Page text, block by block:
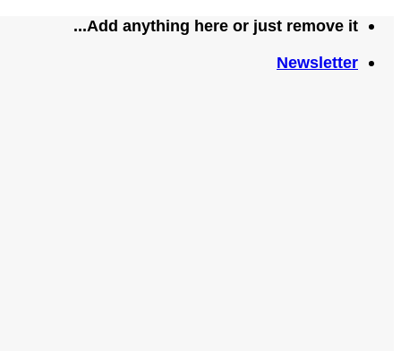
تخطيAdd anything here or just remove it...
Newsletter